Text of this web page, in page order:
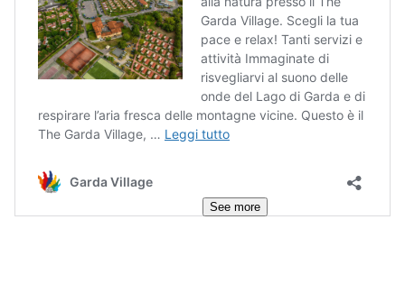
See more